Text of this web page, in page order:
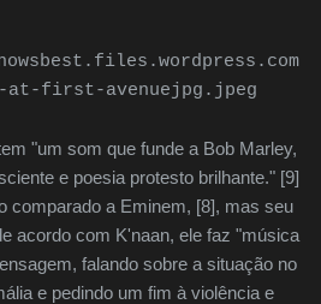
"um som que funde a Bob Marley,
e poesia protesto brilhante." [9]
comparado a Eminem, [8], mas seu
acordo com K'naan, ele faz "música
falando sobre a situação no
e pedindo um fim à violência e